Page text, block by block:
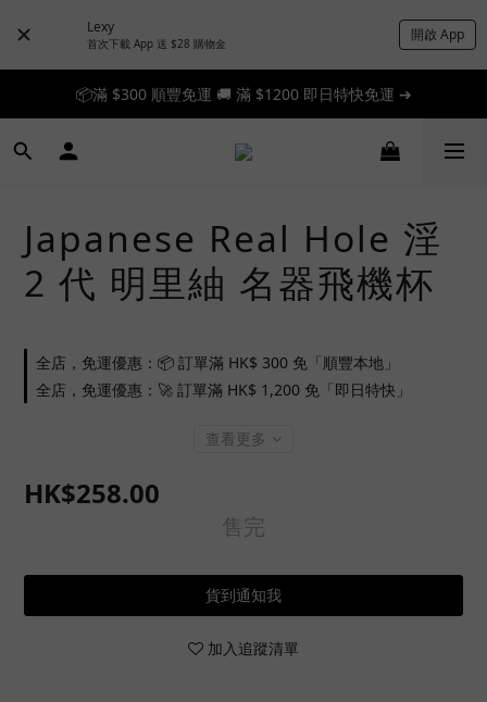
Lexy
首次下載 App 送 $28 購物金 開啟 App
📦滿 $300 順豐免運 🚚 滿 $1200 即日特快免運 ➔
📦滿 $300 順豐免運 🚚 滿 $1200 即日特快免運 ➔
🎉 新人首單享 88 折，快來領券加入！➔
Japanese Real Hole 淫
2 代 明里紬 名器飛機杯
全店，免運優惠：📦 訂單滿 HK$ 300 免「順豐本地」
全店，免運優惠：🚀 訂單滿 HK$ 1,200 免「即日特快」
查看更多
HK$258.00
售完
貨到通知我
加入追蹤清單